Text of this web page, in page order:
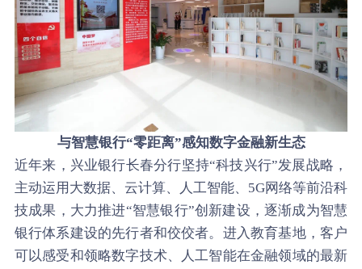
与智慧银行“零距离”感知数字金融新生态
近年来，兴业银行长春分行坚持“科技兴行”发展战略，
主动运用大数据、云计算、人工智能、5G网络等前沿科
技成果，大力推进“智慧银行”创新建设，逐渐成为智慧
银行体系建设的先行者和佼佼者。进入教育基地，客户
可以感受和领略数字技术、人工智能在金融领域的最新